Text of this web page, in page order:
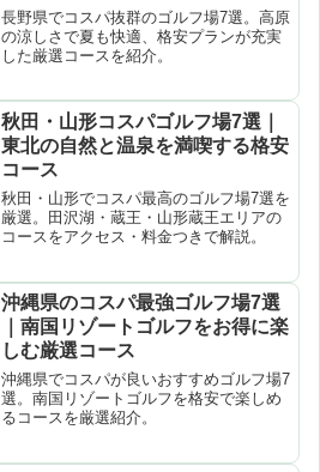
長野県でコスパ抜群のゴルフ場7選。高原
の涼しさで夏も快適、格安プランが充実
した厳選コースを紹介。
秋田・山形コスパゴルフ場7選｜
東北の自然と温泉を満喫する格安
コース
秋田・山形でコスパ最高のゴルフ場7選を
厳選。田沢湖・蔵王・山形蔵王エリアの
コースをアクセス・料金つきで解説。
沖縄県のコスパ最強ゴルフ場7選
｜南国リゾートゴルフをお得に楽
しむ厳選コース
沖縄県でコスパが良いおすすめゴルフ場7
選。南国リゾートゴルフを格安で楽しめ
るコースを厳選紹介。